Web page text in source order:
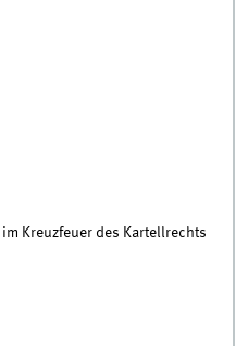
Kreuzfeuer des Kartellrechts